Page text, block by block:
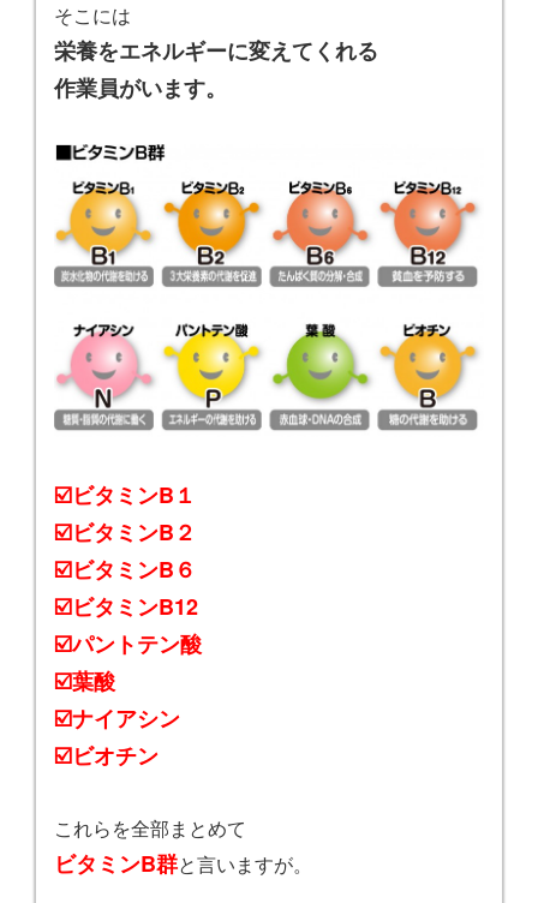
そこには
栄養をエネルギーに変えてくれる
作業員がいます。
☑️ビタミンB１
☑️ビタミンB２
☑️ビタミンB６
☑️ビタミンB12
☑️パントテン酸
☑️葉酸
☑️ナイアシン
☑️ビオチン
これらを全部まとめて
ビタミンB群と言いますが。